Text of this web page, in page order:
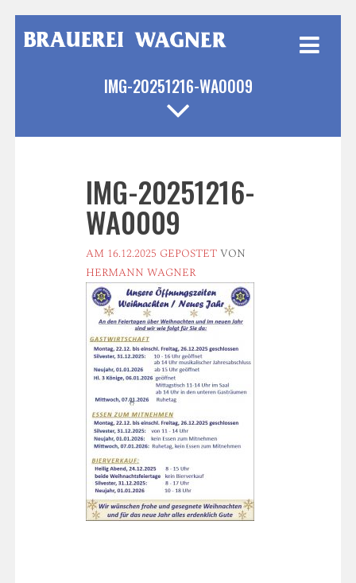
Inhalt
IMG-20251216-WA0009
IMG-20251216-
WA0009
AM 16.12.2025 GEPOSTETVON
HERMANN WAGNER